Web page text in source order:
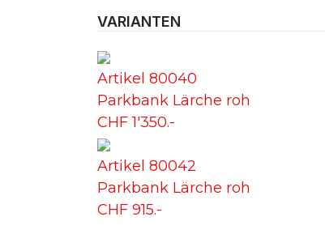
VARIANTEN
Artikel 80040
Parkbank Lärche roh
CHF 1'350.-
Artikel 80042
Parkbank Lärche roh
CHF 915.-